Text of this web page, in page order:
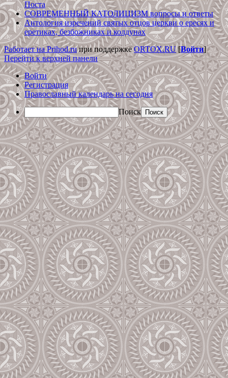
Поста
СОВРЕМЕННЫЙ КАТОЛИЦИЗМ вопросы и ответы
Антология изречений святых отцов церкви о ересях и
еретиках, безбожниках и колдунах
Работает на Prihod.ruпри поддержкеORTOX.RU[Войти]
Перейти к верхней панели
Войти
Регистрация
Православный календарь на сегодня
Поиск